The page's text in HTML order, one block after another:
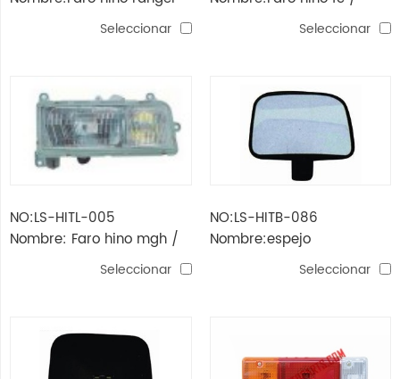
fd fg gh / mega '03Seleccionar Seleccionar
NO:LS-HITL-005
Nombre: Faro hino mgh /
Seleccionar
NO:LS-HITB-086
Nombre:espejo
Seleccionar